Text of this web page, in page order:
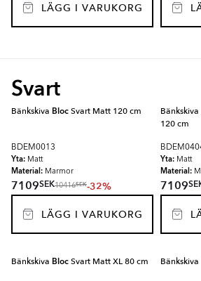
LÄGG I VARUKORG
Svart
Bänkskiva BlocSvart Matt 120 cm
BDEM0013
Yta: Matt
Material: Marmor
7109SEK10416SEK-32%
LÄGG I VARUKORG
Bänkskiva
120 cm
Yta: Matt
Material:
7109
Bänkskiva BlocSvart Matt XL 80 cm Bänkskiva